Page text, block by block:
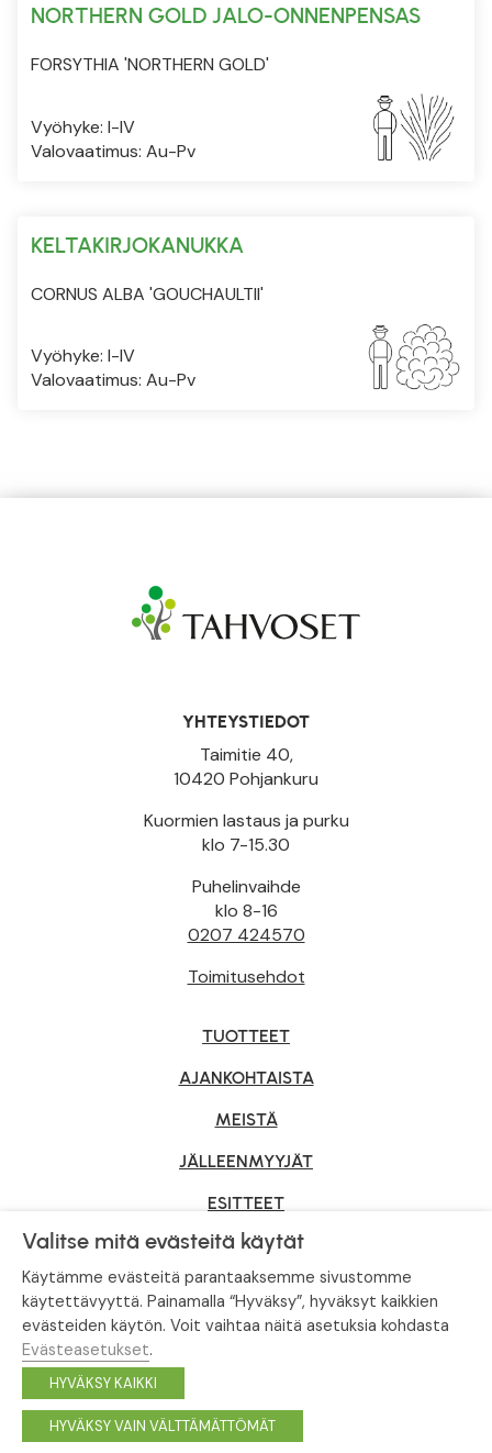
NORTHERN GOLD JALO-ONNENPENSAS
FORSYTHIA 'NORTHERN GOLD'
Vyöhyke: I-IV
Valovaatimus: Au-Pv
KELTAKIRJOKANUKKA
CORNUS ALBA 'GOUCHAULTII'
Vyöhyke: I-IV
Valovaatimus: Au-Pv
YHTEYSTIEDOT
Taimitie 40,
10420 Pohjankuru
Kuormien lastaus ja purku
klo 7-15.30
Puhelinvaihde
klo 8-16
0207 424570
Toimitusehdot
TUOTTEET
AJANKOHTAISTA
MEISTÄ
JÄLLEENMYYJÄT
ESITTEET
YRITYSMYYNTI
Tietosuojaseloste
© Tahvoset, All Rights Reserved.
Facebook
Valitse mitä evästeitä käytät
Käytämme evästeitä parantaaksemme sivustomme
käytettävyyttä. Painamalla “Hyväksy”, hyväksyt kaikkien
evästeiden käytön. Voit vaihtaa näitä asetuksia kohdasta
Evästeasetukset.
HYVÄKSY KAIKKI
HYVÄKSY VAIN VÄLTTÄMÄTTÖMÄT